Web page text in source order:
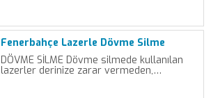
Fenerbahçe Lazerle Dövme Silme
DÖVME SİLME Dövme silmede kullanılan
lazerler derinize zarar vermeden,…